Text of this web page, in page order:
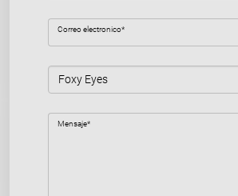
Correo electronico*
Mensaje*